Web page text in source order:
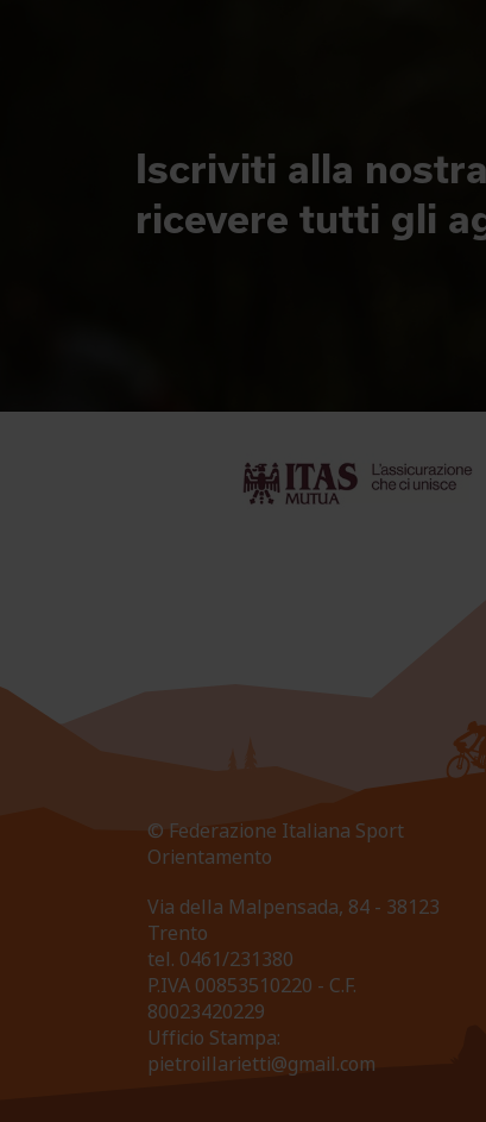
Iscriviti alla
ricevere tutti gli
© Federazione Italiana Sport
Orientamento
Via della Malpensada, 84 - 38123
Trento
tel. 0461/231380
P.IVA 00853510220 - C.F.
80023420229
Ufficio Stampa:
pietroillarietti@gmail.com